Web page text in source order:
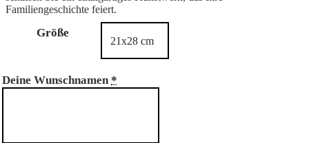
Familiengeschichte feiert.
Größe
Deine Wunschnamen *